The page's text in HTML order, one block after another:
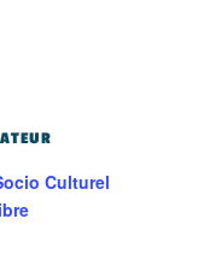
Culturel